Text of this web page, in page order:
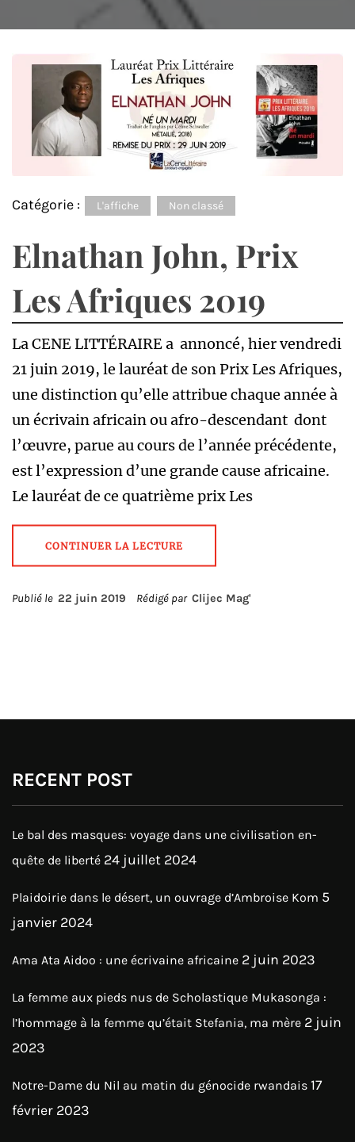
Catégorie : L'affiche Non classé
Elnathan John, Prix
Les Afriques 2019
La CENE LITTÉRAIRE a annoncé, hier vendredi
21 juin 2019, le lauréat de son Prix Les Afriques,
une distinction qu’elle attribue chaque année à
un écrivain africain ou afro-descendant dont
l’œuvre, parue au cours de l’année précédente,
est l’expression d’une grande cause africaine.
Le lauréat de ce quatrième prix Les
CONTINUER LA LECTURE
Publié le 22 juin 2019 Rédigé par Clijec Mag'
RECENT POST
Le bal des masques: voyage dans une civilisation en-
quête de liberté 24 juillet 2024
Plaidoirie dans le désert, un ouvrage d’Ambroise Kom 5
janvier 2024
Ama Ata Aidoo : une écrivaine africaine 2 juin 2023
La femme aux pieds nus de Scholastique Mukasonga :
l’hommage à la femme qu’était Stefania, ma mère 2 juin
2023
Notre-Dame du Nil au matin du génocide rwandais 17
février 2023